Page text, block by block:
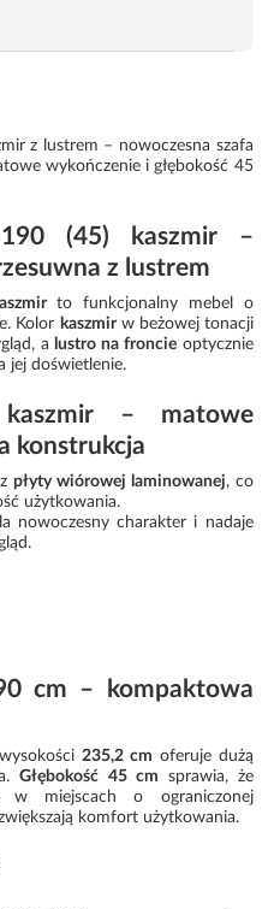
z lustrem – nowoczesna szafa
wykończenie i głębokość 45
(45) kaszmir –
z lustrem
to funkcjonalny mebel o
Kolor kaszmirw beżowej tonacji
a lustro na froncieoptycznie
jej doświetlenie.
– matowe
konstrukcja
płyty wiórowej laminowanej, co
użytkowania.
nowoczesny charakter i nadaje
cm – kompaktowa
235,2 cm oferuje dużą
Głębokość 45 cm sprawia, że
w miejscach o ograniczonej
komfort użytkowania.